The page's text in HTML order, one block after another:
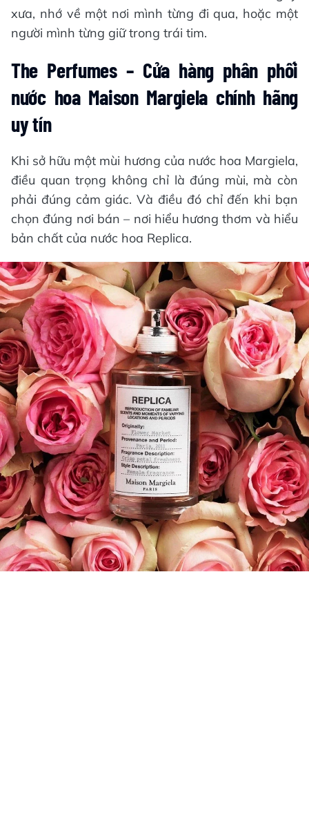
xưa, nhớ về một nơi mình từng đi qua, hoặc một
người mình từng giữ trong trái tim.
The Perfumes – Cửa hàng phân phối
nước hoa Maison Margiela chính hãng
uy tín
Khi sở hữu một mùi hương của nước hoa Margiela,
điều quan trọng không chỉ là đúng mùi, mà còn
phải đúng cảm giác. Và điều đó chỉ đến khi bạn
chọn đúng nơi bán – nơi hiểu hương thơm và hiểu
bản chất của nước hoa Replica.